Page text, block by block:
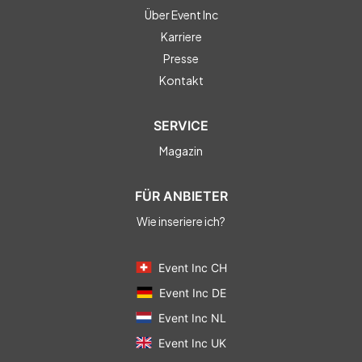
Über Event Inc
Karriere
Presse
Kontakt
SERVICE
Magazin
FÜR ANBIETER
Wie inseriere ich?
Event Inc CH
Event Inc DE
Event Inc NL
Event Inc UK